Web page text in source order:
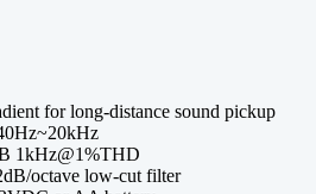
for long-distance sound pickup
1kHz@1%THD
octave low-cut filter